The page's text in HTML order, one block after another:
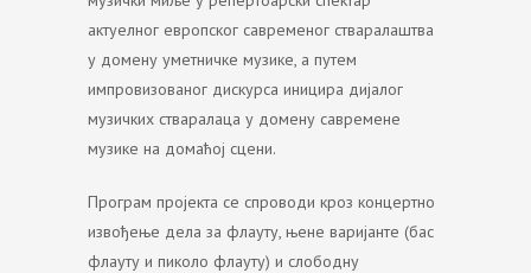
актуелног европског савременог стваралаштва
у домену уметничке музике, а путем
импровизованог дискурса иницира дијалог
музичких стваралаца у домену савремене
музике на домаћој сцени.
Програм пројекта се спроводи кроз концертно
извођење дела за флауту, њене варијанте (бас
флауту и пиколо флауту) и слободну